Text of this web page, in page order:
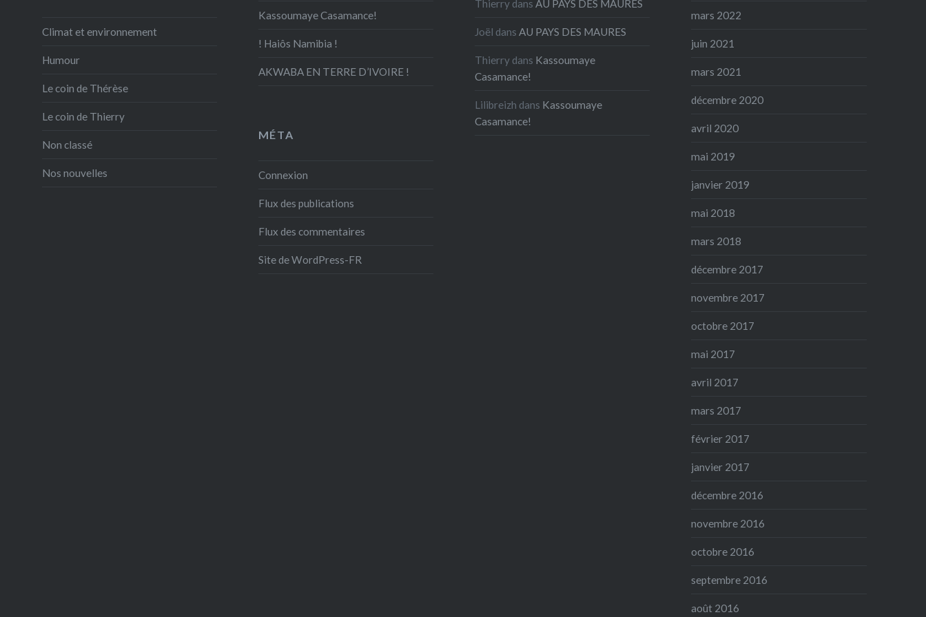
Kassoumaye Casamance!
! Haiôs Namibia !
AKWABA EN TERRE D’IVOIRE !
Thierry dansAU PAYS DES MAURES
Joël dansAU PAYS DES MAURES
Thierry dans Kassoumaye
Casamance!
Lilibreizh dans Kassoumaye
Casamance!
mars 2022
juin 2021
mars 2021
décembre 2020
avril 2020
mai 2019
janvier 2019
mai 2018
mars 2018
décembre 2017
novembre 2017
octobre 2017
mai 2017
avril 2017
mars 2017
février 2017
janvier 2017
décembre 2016
novembre 2016
octobre 2016
septembre 2016
août 2016
Climat et environnement
Humour
Le coin de Thérèse
Le coin de Thierry
Non classé
Nos nouvelles
MÉTA
Connexion
Flux des publications
Flux des commentaires
Site de WordPress-FR